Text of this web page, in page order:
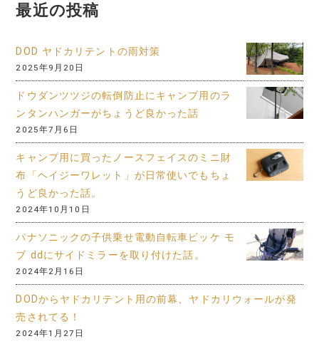
最近の投稿
DOD ヤドカリテントの雨対策
2025年9月20日
ドウダンツツジの転倒防止にキャンプ用のラ
ンタンハンガーがちょうど良かった話
2025年7月6日
キャンプ用に買ったノースフェイスのミニ財
布「ヘイジーワレット」が日常使いでもちょ
うど良かった話。
2024年10月10日
パナソニックの子供乗せ電動自転車ビッケ モ
ブ ddにサイドミラーを取り付けた話。
2024年2月16日
DODからヤドカリテント用の前幕、ヤドカリウォールが発
売されてる！
2024年1月27日